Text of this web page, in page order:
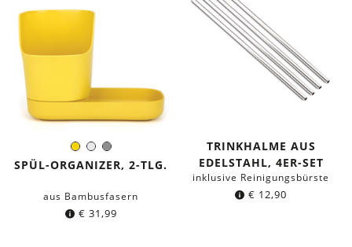
GelbWeißGrau
Farbe:
SPÜL-ORGANIZER, 2-TLG.
aus Bambusfasern
€ 31,99
TRINKHALME AUS
EDELSTAHL, 4ER-SET
inklusive Reinigungsbürste
€ 12,90